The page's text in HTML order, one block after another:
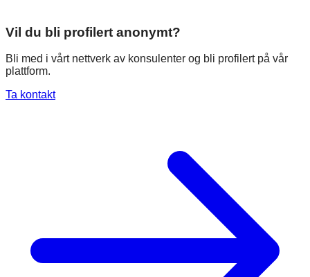
Vil du bli profilert anonymt?
Bli med i vårt nettverk av konsulenter og bli profilert på vår
plattform.
Ta kontakt